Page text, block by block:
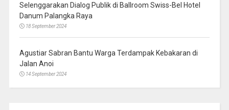
Selenggarakan Dialog Publik di Ballroom Swiss-Bel Hotel
Danum Palangka Raya
18 September 2024
Agustiar Sabran Bantu Warga Terdampak Kebakaran di
Jalan Anoi
14 September 2024